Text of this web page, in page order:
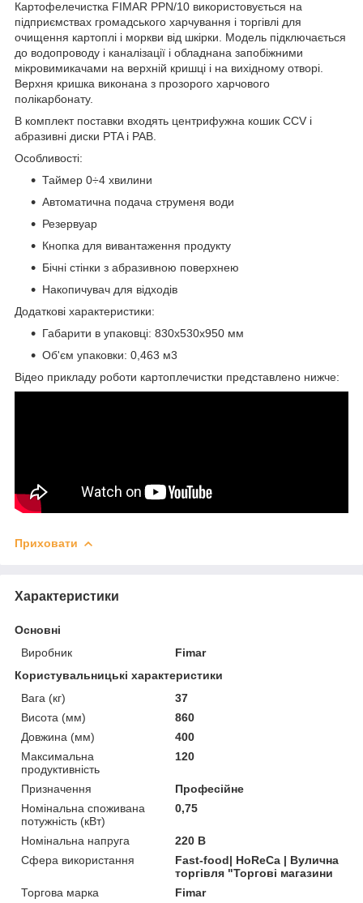
Картофелечистка FIMAR PPN/10 використовується на
підприємствах громадського харчування і торгівлі для
очищення картоплі і моркви від шкірки. Модель підключається
до водопроводу і каналізації і обладнана запобіжними
мікровимикачами на верхній кришці і на вихідному отворі.
Верхня кришка виконана з прозорого харчового
полікарбонату.
В комплект поставки входять центрифужна кошик CCV і
абразивні диски PTA і PAB.
Особливості:
Таймер 0÷4 хвилини
Автоматична подача струменя води
Резервуар
Кнопка для вивантаження продукту
Бічні стінки з абразивною поверхнею
Накопичувач для відходів
Додаткові характеристики:
Габарити в упаковці: 830х530х950 мм
Об'єм упаковки: 0,463 м3
Відео прикладу роботи картоплечистки представлено нижче:
Приховати
Характеристики
Основні
Виробник
Fimar
Користувальницькі характеристики
Вага (кг)
37
Висота (мм)
860
Довжина (мм)
400
Максимальна
продуктивність
120
Призначення
Професійне
Номінальна споживана
потужність (кВт)
0,75
Номінальна напруга
220 В
Сфера використання
Fast-food| HoReCa | Вулична
торгівля "Торгові магазини
Торгова марка
Fimar